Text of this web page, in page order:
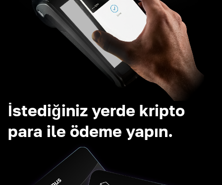
İstediğiniz yerde kripto
para ile ödeme yapın.